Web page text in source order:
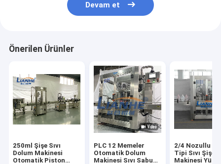
Devam et
Önerilen Ürünler
250ml Şişe Sıvı
Dolum Makinesi
Otomatik Piston
PLC 12 Memeler
Otomatik Dolum
Makinesi Sıvı Sabun
2/4 Nozullu
Tipi Sıvı Şişe
Makinesi